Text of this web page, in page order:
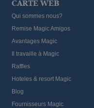
CARTE WEB
Qui sommes nous?
Remise Magic Amigos
Avantages Magic
Il travaille à Magic
Raffles
Hoteles & resort Magic
Blog
Fournisseurs Magic